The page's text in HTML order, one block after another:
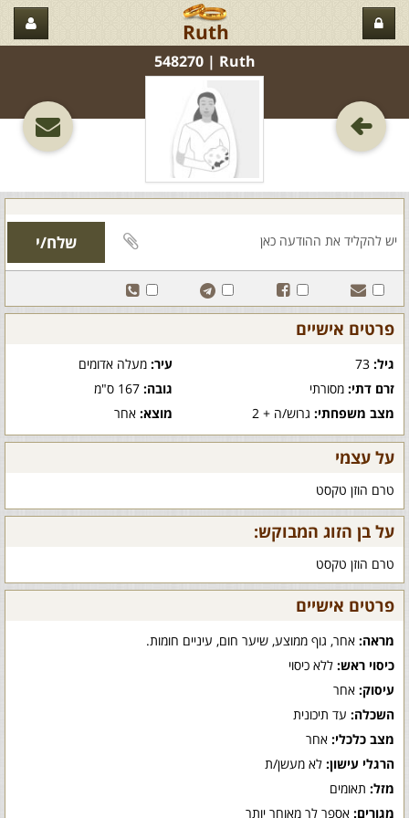
Ruth
Ruth‏ | 548270
פרטים אישיים
גיל: עיר:מעלה אדומים
זרם דתי: מסורתי גובה:167 ס"מ
מצב משפחתי: גרוש/ה + 2 מוצא:אחר
על עצמי
טרם הוזן טקסט
על בן הזוג המבוקש:
טרם הוזן טקסט
פרטים אישיים
מראה: אחר, גוף ממוצע, שיער חום, עיניים חומות.
כיסוי ראש: ללא כיסוי
עיסוק: אחר
השכלה: עד תיכונית
מצב כלכלי: אחר
הרגלי עישון: לא מעשן/ת
מזל: תאומים
מגורים: אספר לך מאוחר יותר